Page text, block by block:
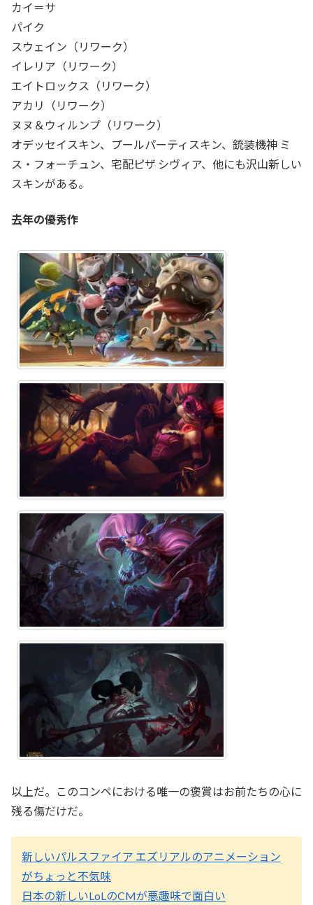
カイ＝サ
パイク
スウェイン（リワーク）
イレリア（リワーク）
エイトロックス（リワーク）
アカリ（リワーク）
ヌヌ＆ウィルンプ（リワーク）
オデッセイスキン、プールパーティスキン、銃装機神 ミ
ス・フォーチュン、宅配ピザ シヴィア、他にも沢山新しい
スキンがある。
去年の優秀作
以上だ。このコンペにおける唯一の褒賞はお前たちの心に
残る傷だけだ。
新しいパルスファイア エズリアルのアニメーション
がちょっと不気味
日本の新しいLoLのCMが悪趣味で面白い